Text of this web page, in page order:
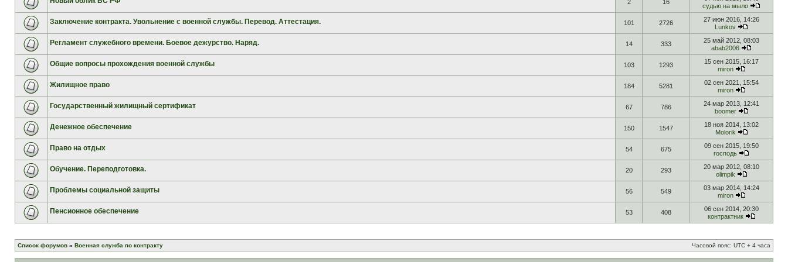
2 16
судью на мыло
Заключение контракта. Увольнение с военной службы. Перевод. Аттестация. 101 2726
27 июн 2016, 14:26
Lunkov
Регламент служебного времени. Боевое дежурство. Наряд. 14 333
25 май 2012, 08:03
abab2006
Общие вопросы прохождения военной службы 103 1293
15 сен 2015, 16:17
miron
Жилищное право 184 5281
02 сен 2021, 15:54
miron
Государственный жилищный сертификат 67 786
24 мар 2013, 12:41
boomer
Денежное обеспечение 150 1547
18 ноя 2014, 13:02
Molorik
Право на отдых 54 675
09 сен 2015, 19:50
господь
Обучение. Переподготовка. 20 293
20 мар 2012, 08:10
olimpik
Проблемы социальной защиты 56 549
03 мар 2014, 14:24
miron
Пенсионное обеспечение 53 408
06 сен 2014, 20:30
контрактник
Список форумов » Военная служба по контракту Часовой пояс: UTC + 4 часа